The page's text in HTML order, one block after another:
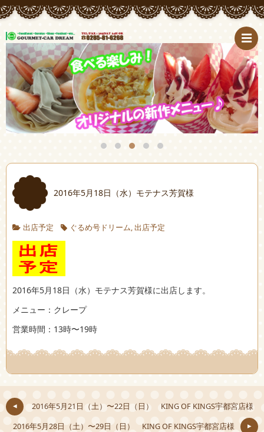
2016年5月18日（水）モテナス芳賀様
出店予定 ぐるめ号ドリーム,出店予定
2016年5月18日（水）モテナス芳賀様に出店します。
メニュー：クレープ
営業時間：13時〜19時
2016年5月21日（土）〜22日（日） KING OF KINGS宇都宮店様
2016年5月28日（土）〜29日（日） KING OF KINGS宇都宮店様